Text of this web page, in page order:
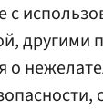
с
другими